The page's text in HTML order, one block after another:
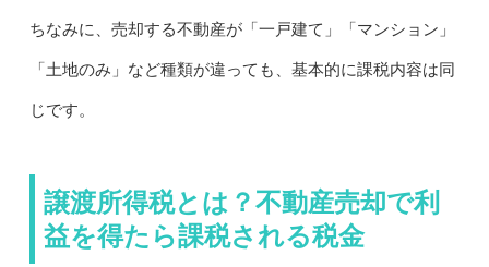
ちなみに、売却する不動産が「一戸建て」「マンション」
「土地のみ」など種類が違っても、基本的に課税内容は同
じです。
譲渡所得税とは？不動産売却で利
益を得たら課税される税金